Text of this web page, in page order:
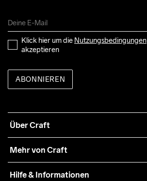
Klick hier um die Nutzungsbedingungen
akzeptieren
ABONNIEREN
Über Craft
Nachhaltigkeit
Mehr von Craft
Hilfe & Informationen